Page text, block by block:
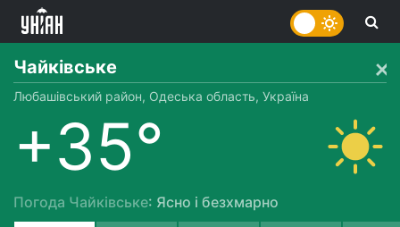
Чайківське
Любашівський район, Одеська область, Україна
+35°
Погода Чайківське: Ясно і безхмарно